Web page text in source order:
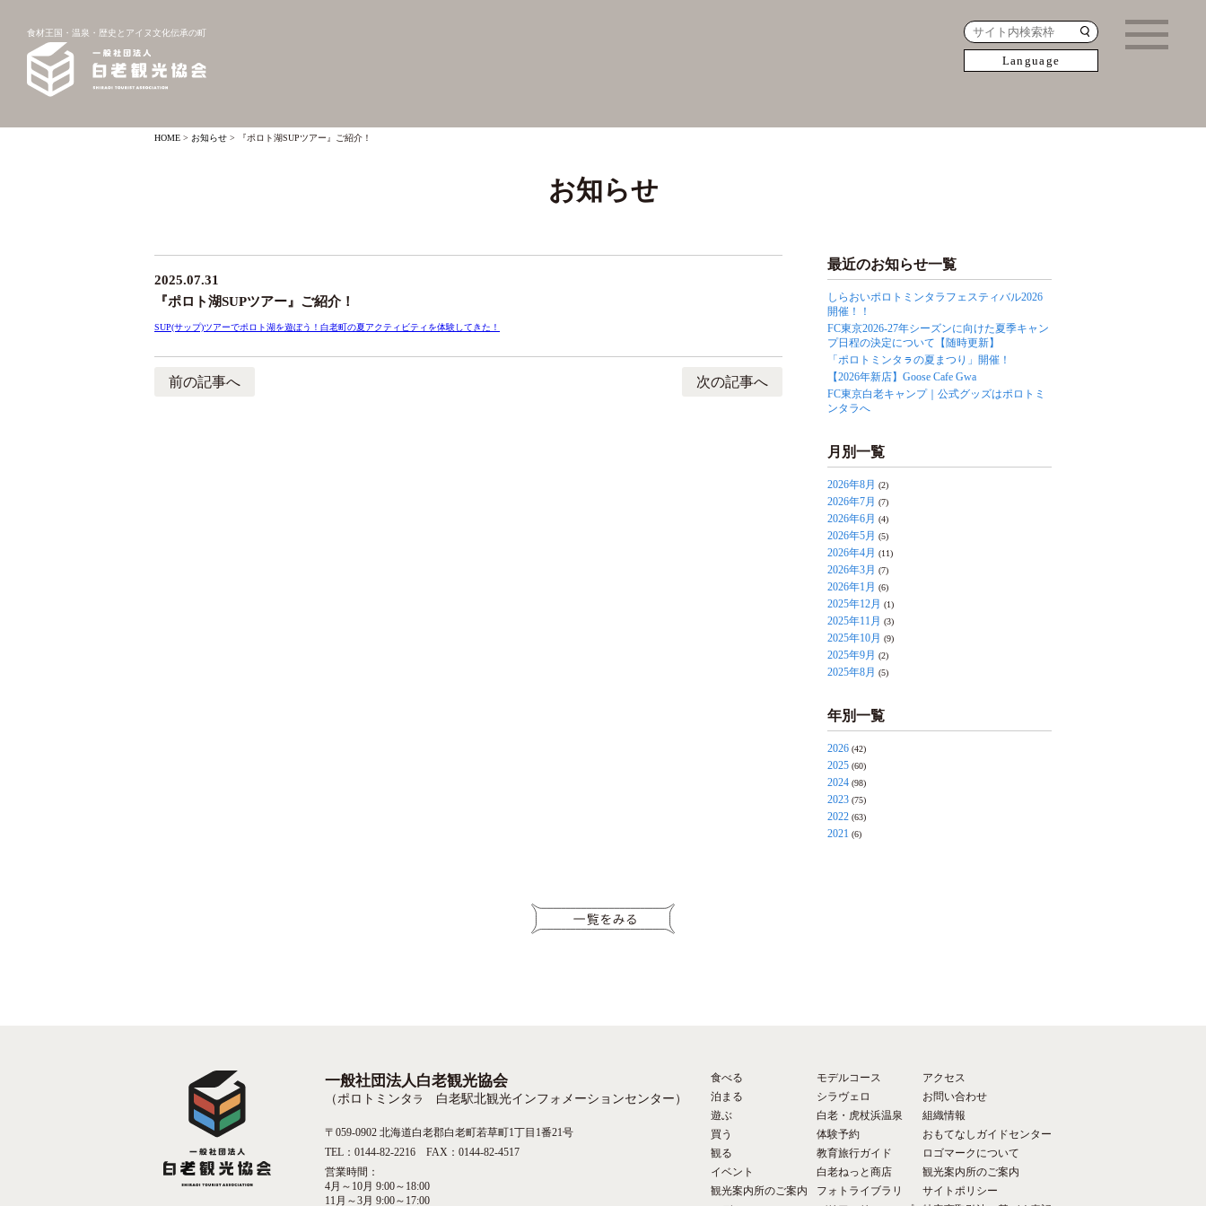
Language
食材王国・温泉・歴史とアイヌ文化伝承の町
HOME > お知らせ > 『ポロト湖SUPツアー』ご紹介！
お知らせ
2025.07.31
『ポロト湖SUPツアー』ご紹介！
SUP(サップ)ツアーでポロト湖を遊ぼう！白老町の夏アクティビティを体験してきた！
前の記事へ 次の記事へ
最近のお知らせ一覧
しらおいポロトミンタラフェスティバル2026
開催！！
FC東京2026-27年シーズンに向けた夏季キャン
プ日程の決定について【随時更新】
「ポロトミンタㇻの夏まつり」開催！
【2026年新店】Goose Cafe Gwa
FC東京白老キャンプ｜公式グッズはポロトミ
ンタラへ
月別一覧
2026年8月 (2)
2026年7月 (7)
2026年6月 (4)
2026年5月 (5)
2026年4月 (11)
2026年3月 (7)
2026年1月 (6)
2025年12月 (1)
2025年11月 (3)
2025年10月 (9)
2025年9月 (2)
2025年8月 (5)
年別一覧
2026 (42)
2025 (60)
2024 (98)
2023 (75)
2022 (63)
2021 (6)
一般社団法人白老観光協会
（ポロトミンタ ラ 白老駅北観光インフォメーションセンター）
〒059-0902 北海道白老郡白老町若草町1丁目1番21号
TEL：0144-82-2216 FAX：0144-82-4517
営業時間：
4月～10月 9:00～18:00
11月～3月 9:00～17:00
食べる
泊まる
遊ぶ
買う
観る
イベント
観光案内所のご案内
モデルコース
シラヴェロ
白老・虎杖浜温泉
体験予約
教育旅行ガイド
白老ねっと商店
フォトライブラリ
アクセス
お問い合わせ
組織情報
おもてなしガイドセンター
ロゴマークについて
観光案内所のご案内
サイトポリシー